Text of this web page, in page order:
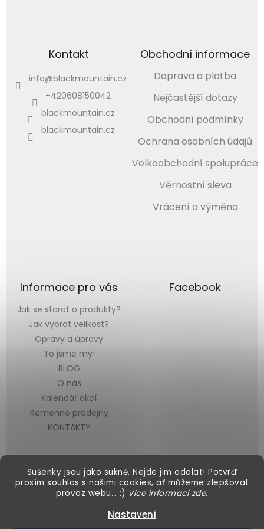
Sušenky jsou jako sukně. Nejde jim odolat! Potvrď
prosím souhlas s našimi cookies, ať můžeme zlepšovat
provoz webu… :) Více informacízde.
Nastavení
Kontakt
info@blackmountain.cz
+420608150042
blackmountain.cz
blackmountain.cz
Obchodní informace
Doprava a platba
Nejčastější dotazy
Obchodní podmínky
Ochrana osobních údajů
Velkoobchodní spolupráce
Věrnostní sleva
Vrácení a výměna
Informace pro vás
Jak se starat o produkty?
Jak vybrat velikost?
Opravy a úpravy
To jsme my!
BLOG
O nás
Kalendář akcí
Kamenné prodejny
KONTAKTY
Facebook
Vytvořil Shoptet &